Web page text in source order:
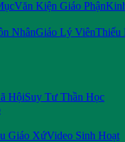
Văn Kiện Giáo Phận
NhânGiáo Lý ViênThiếu
HộiSuy Tư Thần Học
Giáo XứVideo Sinh Hoạt